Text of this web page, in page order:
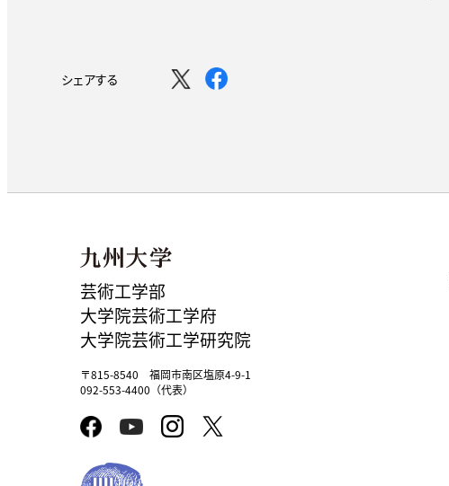
シェアする
芸術工学部
大学院芸術工学府
大学院芸術工学研究院
〒815-8540 福岡市南区塩原4-9-1
092-553-4400（代表）